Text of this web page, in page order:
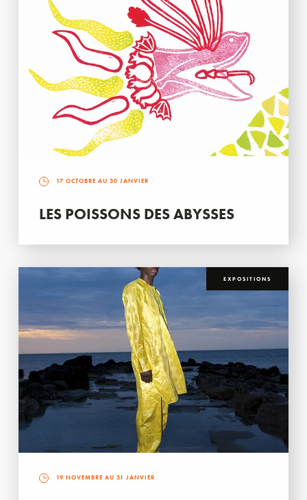
17 OCTOBRE AU 30 JANVIER
LES POISSONS DES ABYSSES
EXPOSITIONS
19 NOVEMBRE AU 31 JANVIER